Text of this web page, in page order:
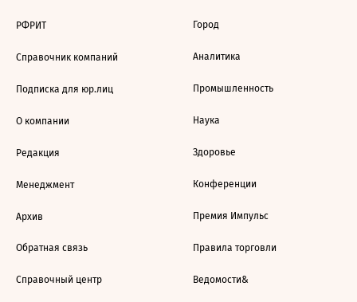
РФРИТ
Справочник компаний
Подписка для юр.лиц
О компании
Редакция
Менеджмент
Архив
Обратная связь
Справочный центр
Город
Аналитика
Промышленность
Наука
Здоровье
Конференции
Премия Импульс
Правила торговли
Ведомости&